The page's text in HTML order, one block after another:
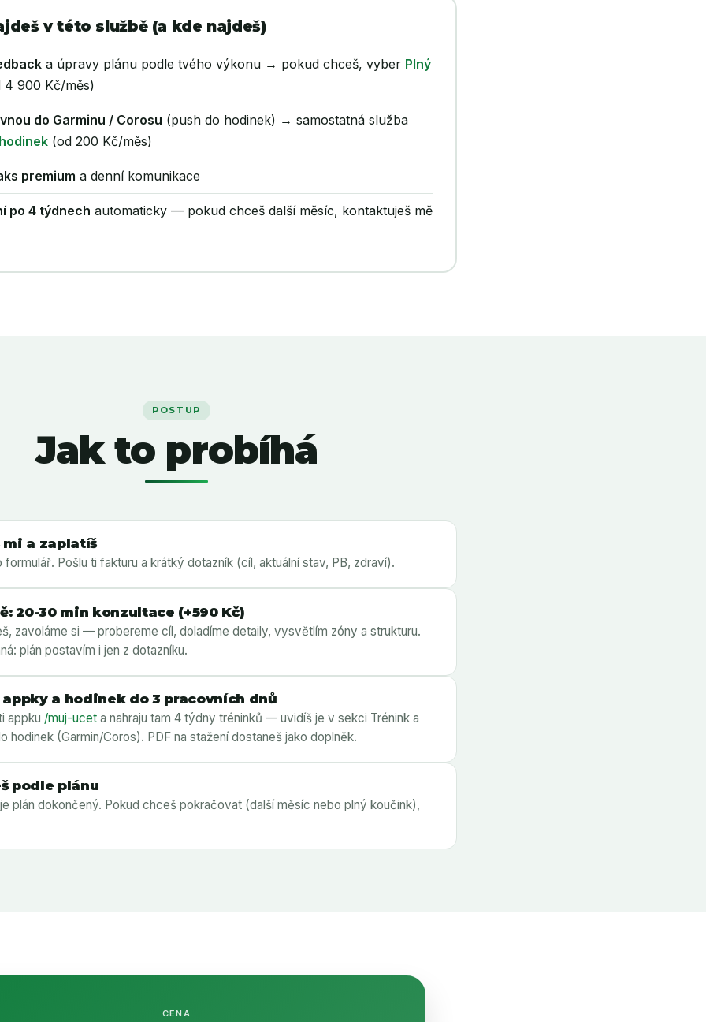
v této službě (a kde najdeš)
a úpravy plánu podle tvého výkonu → pokud chceš, vyber Plný
900 Kč/měs)
do Garminu / Corosu (push do hodinek) → samostatná služba
(od 200 Kč/měs)
premium a denní komunikace
po 4 týdnech automaticky — pokud chceš další měsíc, kontaktuješ mě
POSTUP
Jak to probíhá
mi a zaplatíš
formulář. Pošlu ti fakturu a krátký dotazník (cíl, aktuální stav, PB, zdraví).
20-30 min konzultace (+590 Kč)
zavoláme si — probereme cíl, doladíme detaily, vysvětlím zóny a strukturu.
plán postavím i jen z dotazníku.
a hodinek do 3 pracovních dnů
appku /muj-ucet a nahraju tam 4 týdny tréninků — uvidíš je v sekci Trénink a
hodinek (Garmin/Coros). PDF na stažení dostaneš jako doplněk.
podle plánu
plán dokončený. Pokud chceš pokračovat (další měsíc nebo plný koučink),
CENA